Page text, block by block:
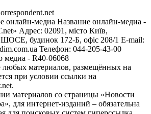
онлайн-медиа Название онлайн-медиа -
Адрес: 02091, місто Київ,
будинок 172-Б, офіс 208/1 E-mail:
Телефон: 044-205-43-00
медиа - R40-06068
любых материалов, размещённых на
при условии ссылки на
материалов со страницы «Новости
для интернет-изданий – обязательна